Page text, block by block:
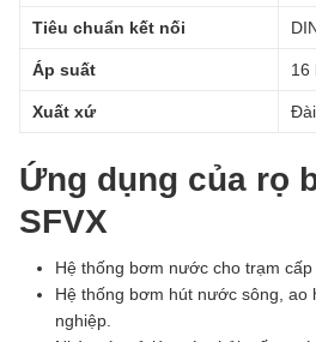
Tiêu chuẩn kết nối
Áp suất 16
Xuất xứ
Ứng dụng của rọ
SFVX
Hệ thống bơm nước cho trạm
Hệ thống bơm hút nước sông, ao
nghiệp.